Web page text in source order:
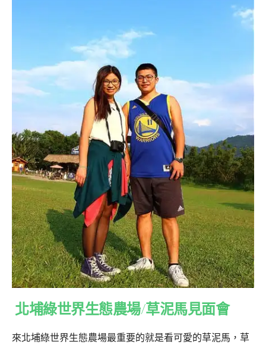
北埔綠世界生態農場/草泥馬見面會
來北埔綠世界生態農場最重要的就是看可愛的草泥馬，草